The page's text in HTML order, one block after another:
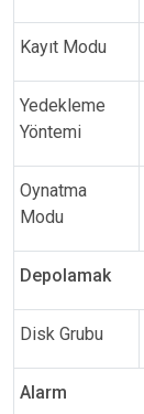
Kayıt Modu
Yedekleme
Yöntemi
Oynatma
Modu
Depolamak
Disk Grubu
Alarm